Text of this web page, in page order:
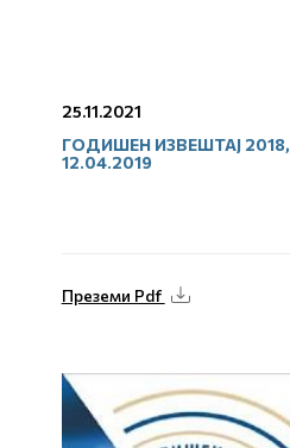
25.11.2021
ГОДИШЕН ИЗВЕШТАЈ 2018,
12.04.2019
Преземи Pdf